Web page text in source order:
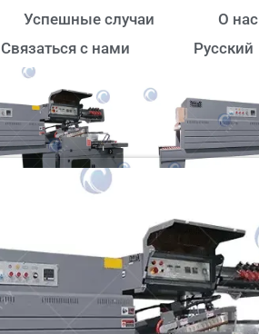
Успешные случаи
О нас
Связаться с нами
Русский